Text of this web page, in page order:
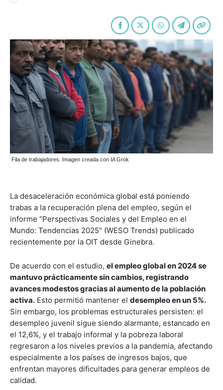
Fila de trabajadores. Imagen creada con IA Grok
La desaceleración económica global está poniendo
trabas a la recuperación plena del empleo, según el
informe "Perspectivas Sociales y del Empleo en el
Mundo: Tendencias 2025" (WESO Trends) publicado
recientemente por la OIT desde Ginebra.
De acuerdo con el estudio, el empleo global en 2024 se
mantuvo prácticamente sin cambios, registrando
avances modestos gracias al aumento de la población
activa. Esto permitió mantener el desempleo en un 5%.
Sin embargo, los problemas estructurales persisten: el
desempleo juvenil sigue siendo alarmante, estancado en
el 12,6%, y el trabajo informal y la pobreza laboral
regresaron a los niveles previos a la pandemia, afectando
especialmente a los países de ingresos bajos, que
enfrentan mayores dificultades para generar empleos de
calidad.